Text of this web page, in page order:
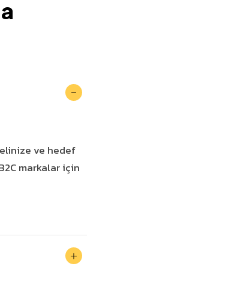
ve hedef
markalar için